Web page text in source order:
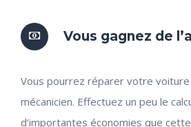
Vous gagnez de
Vous pourrez réparer votre voiture
mécanicien. Effectuez un peu le
d’importantes économies que